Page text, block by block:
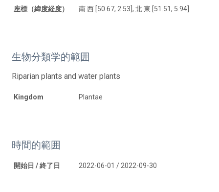
座標（緯度経度） 南 西 [50.67, 2.53], 北 東 [51.51, 5.94]
生物分類学的範囲
Riparian plants and water plants
Kingdom Plantae
時間的範囲
開始日 / 終了日 2022-06-01 / 2022-09-30